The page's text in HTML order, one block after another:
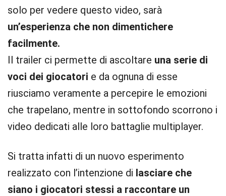
solo per vedere questo video, sarà
un’esperienza che non dimentichere
facilmente.
Il trailer ci permette di ascoltare una serie di
voci dei giocatori e da ognuna di esse
riusciamo veramente a percepire le emozioni
che trapelano, mentre in sottofondo scorrono i
video dedicati alle loro battaglie multiplayer.
Si tratta infatti di un nuovo esperimento
realizzato con l’intenzione di lasciare che
siano i giocatori stessi a raccontare un